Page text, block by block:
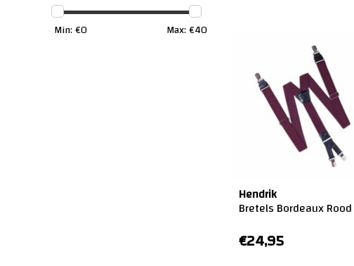
Min: €0 Max: €40
Hendrik
Bretels Bordeaux Rood
€24,95